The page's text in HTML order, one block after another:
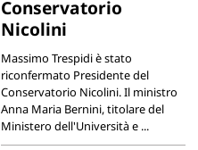
Conservatorio
Nicolini
Massimo Trespidi è stato
riconfermato Presidente del
Conservatorio Nicolini. Il ministro
Anna Maria Bernini, titolare del
Ministero dell'Università e ...